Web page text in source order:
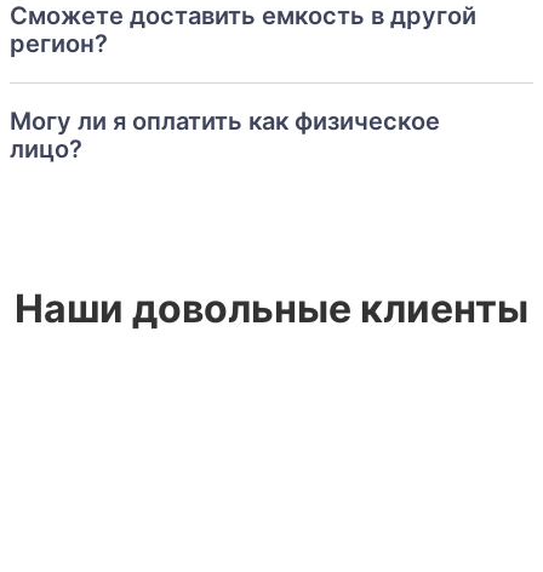
Сможете доставить емкость в другой
регион?
Могу ли я оплатить как физическое
лицо?
Наши довольные клиенты